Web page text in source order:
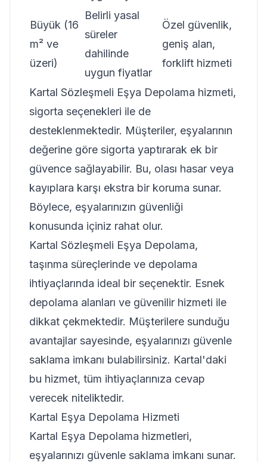
Büyük (16
m² ve
üzeri)
Belirli yasal
süreler
dahilinde
uygun fiyatlar
Özel güvenlik,
geniş alan,
forklift hizmeti
Kartal Sözleşmeli Eşya Depolama hizmeti,
sigorta seçenekleri ile de
desteklenmektedir. Müşteriler, eşyalarının
değerine göre sigorta yaptırarak ek bir
güvence sağlayabilir. Bu, olası hasar veya
kayıplara karşı ekstra bir koruma sunar.
Böylece, eşyalarınızın güvenliği
konusunda içiniz rahat olur.
Kartal Sözleşmeli Eşya Depolama,
taşınma süreçlerinde ve depolama
ihtiyaçlarında ideal bir seçenektir. Esnek
depolama alanları ve güvenilir hizmeti ile
dikkat çekmektedir. Müşterilere sunduğu
avantajlar sayesinde, eşyalarınızı güvenle
saklama imkanı bulabilirsiniz. Kartal'daki
bu hizmet, tüm ihtiyaçlarınıza cevap
verecek niteliktedir.
Kartal Eşya Depolama Hizmeti
Kartal Eşya Depolama hizmetleri,
eşyalarınızı güvenle saklama imkanı sunar.